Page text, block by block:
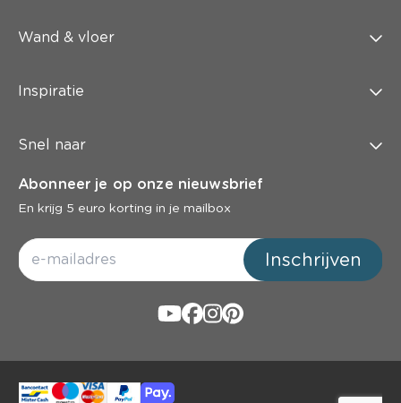
Wand & vloer
Inspiratie
Snel naar
Abonneer je op onze nieuwsbrief
En krijg 5 euro korting in je mailbox
Inschrijven